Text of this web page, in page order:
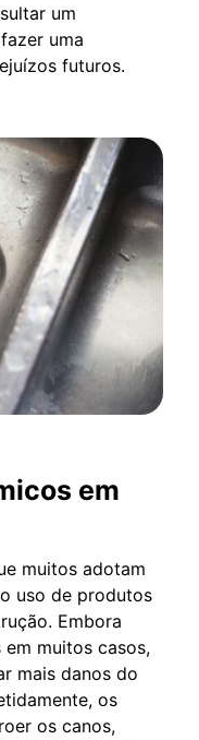
um
uma
futuros.
em
muitos adotam
uso de produtos
Embora
muitos casos,
mais danos do
os
os canos,